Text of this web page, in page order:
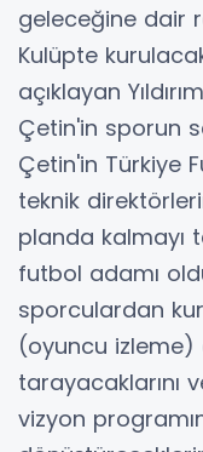
geleceğine dair
Kulüpte
açıklayan
Çetin'in sporun
Çetin'in Türkiye
teknik
planda kalmayı
futbol adamı
sporculardan
(oyuncu izleme)
tarayacaklarını
vizyon